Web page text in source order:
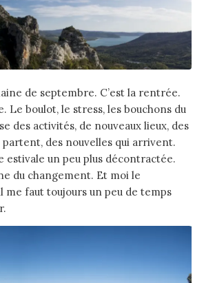
de septembre. C’est la rentrée.
Le boulot, le stress, les bouchons du
des activités, de nouveaux lieux, des
des nouvelles qui arrivent.
estivale un peu plus décontractée.
du changement. Et moi le
me faut toujours un peu de temps